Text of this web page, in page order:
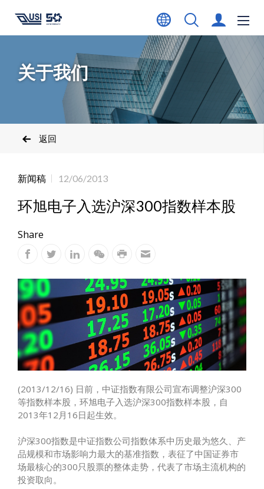
关于我们
返回
新闻稿 12/06/2013
环旭电子入选沪深300指数样本股
Share
(2013/12/16) 日前，中证指数有限公司宣布调整沪深300
等指数样本股，环旭电子入选沪深300指数样本股，自
2013年12月16日起生效。
沪深300指数是中证指数公司指数体系中历史最为悠久、产
品规模和市场影响力最大的基准指数，表征了中国证券市
场最核心的300只股票的整体走势，代表了市场主流机构的
投资取向。